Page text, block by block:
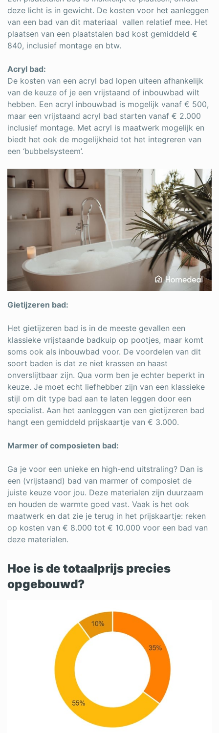
deze licht is in gewicht. De kosten voor het aanleggen
van een bad van dit materiaal vallen relatief mee. Het
plaatsen van een plaatstalen bad kost gemiddeld €
840, inclusief montage en btw.
Acryl bad:
De kosten van een acryl bad lopen uiteen afhankelijk
van de keuze of je een vrijstaand of inbouwbad wilt
hebben. Een acryl inbouwbad is mogelijk vanaf € 500,
maar een vrijstaand acryl bad starten vanaf € 2.000
inclusief montage. Met acryl is maatwerk mogelijk en
biedt het ook de mogelijkheid tot het integreren van
een ‘bubbelsysteem’.
Gietijzeren bad:
Het gietijzeren bad is in de meeste gevallen een
klassieke vrijstaande badkuip op pootjes, maar komt
soms ook als inbouwbad voor. De voordelen van dit
soort baden is dat ze niet krassen en haast
onverslijtbaar zijn. Qua vorm ben je echter beperkt in
keuze. Je moet echt liefhebber zijn van een klassieke
stijl om dit type bad aan te laten leggen door een
specialist. Aan het aanleggen van een gietijzeren bad
hangt een gemiddeld prijskaartje van € 3.000.
Marmer of composieten bad:
Ga je voor een unieke en high-end uitstraling? Dan is
een (vrijstaand) bad van marmer of composiet de
juiste keuze voor jou. Deze materialen zijn duurzaam
en houden de warmte goed vast. Vaak is het ook
maatwerk en dat zie je terug in het prijskaartje: reken
op kosten van € 8.000 tot € 10.000 voor een bad van
deze materialen.
Hoe is de totaalprijs precies
opgebouwd?